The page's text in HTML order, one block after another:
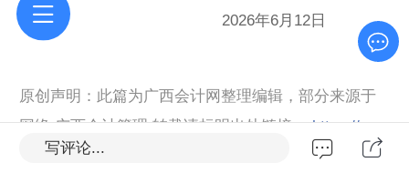
2026年6月12日
原创声明：此篇为广西会计网整理编辑，部分来源于
网络,广西会计管理,转载请标明出处链接： https://m.g
uangxikj.com/h-nd-2260.html
写评论...